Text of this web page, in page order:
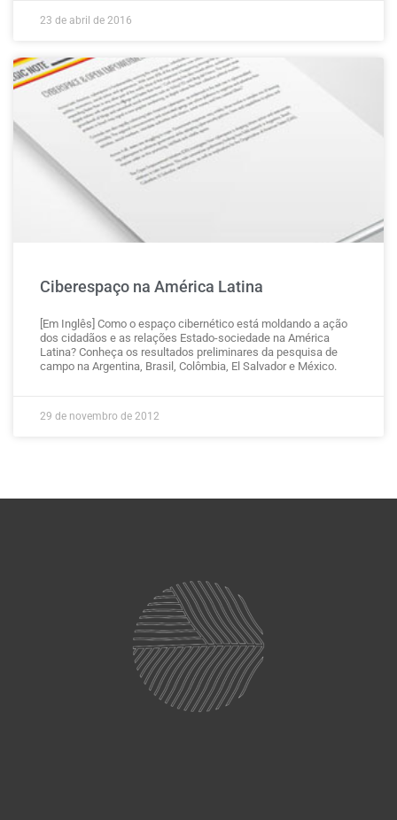
23 de abril de 2016
Ciberespaço na América Latina
[Em Inglês] Como o espaço cibernético está moldando a ação
dos cidadãos e as relações Estado-sociedade na América
Latina? Conheça os resultados preliminares da pesquisa de
campo na Argentina, Brasil, Colômbia, El Salvador e México.
29 de novembro de 2012